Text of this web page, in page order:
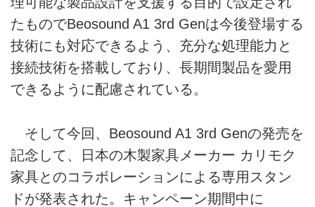
たものでBeosound A1 3rd Genは今後登場する
技術にも対応できるよう、充分な処理能力と
接続技術を搭載しており、長期間製品を愛用
できるように配慮されている。
そして今回、Beosound A1 3rd Genの発売を
記念して、日本の木製家具メーカー カリモク
家具とのコラボレーションによる専用スタン
ドが発表された。キャンペーン期間中に